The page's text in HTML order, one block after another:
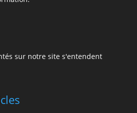
sur notre site s'entendent